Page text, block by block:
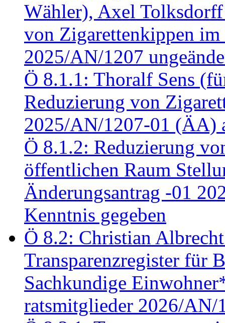
Wähler), Axel
von Zigarettenkippen
2025/AN/1207
Ö 8.1.1: Thoralf Sens
Reduzierung von
2025/AN/1207-01 (ÄA)
Ö 8.1.2: Reduzierung
öffentlichen Raum
Änderungsantrag -01
Kenntnis gegeben
Ö 8.2: Christian
Transparenzregister für
Sachkundige
ratsmitglieder 2026/AN/